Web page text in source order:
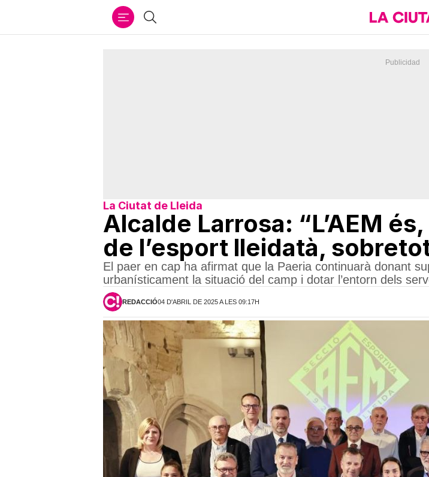
Cercar
La Ciutat de Lleida
Alcalde Larrosa: “L’AEM
de l’esport lleidatà,
El paer en cap ha afirmat que la Paeria continuarà donant
urbanísticament la situació del camp i dotar l’entorn dels
REDACCIÓ04 D'ABRIL DE 2025 A LES 09:17H